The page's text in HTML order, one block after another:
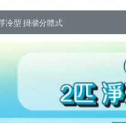
冷型 掛牆分體式